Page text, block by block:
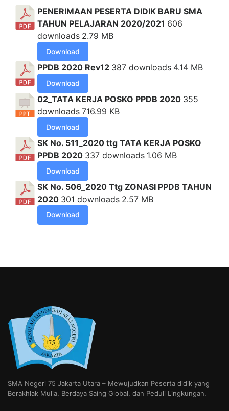
PENERIMAAN PESERTA DIDIK BARU SMA
TAHUN PELAJARAN 2020/2021 606
downloads 2.79 MB
Download
PPDB 2020 Rev12 387 downloads 4.14 MB
Download
02_TATA KERJA POSKO PPDB 2020 355
downloads 716.99 KB
Download
SK No. 511_2020 ttg TATA KERJA POSKO
PPDB 2020 337 downloads 1.06 MB
Download
SK No. 506_2020 Ttg ZONASI PPDB TAHUN
2020 301 downloads 2.57 MB
Download
SMA Negeri 75 Jakarta Utara – Mewujudkan Peserta didik yang
Berakhlak Mulia, Berdaya Saing Global, dan Peduli Lingkungan.